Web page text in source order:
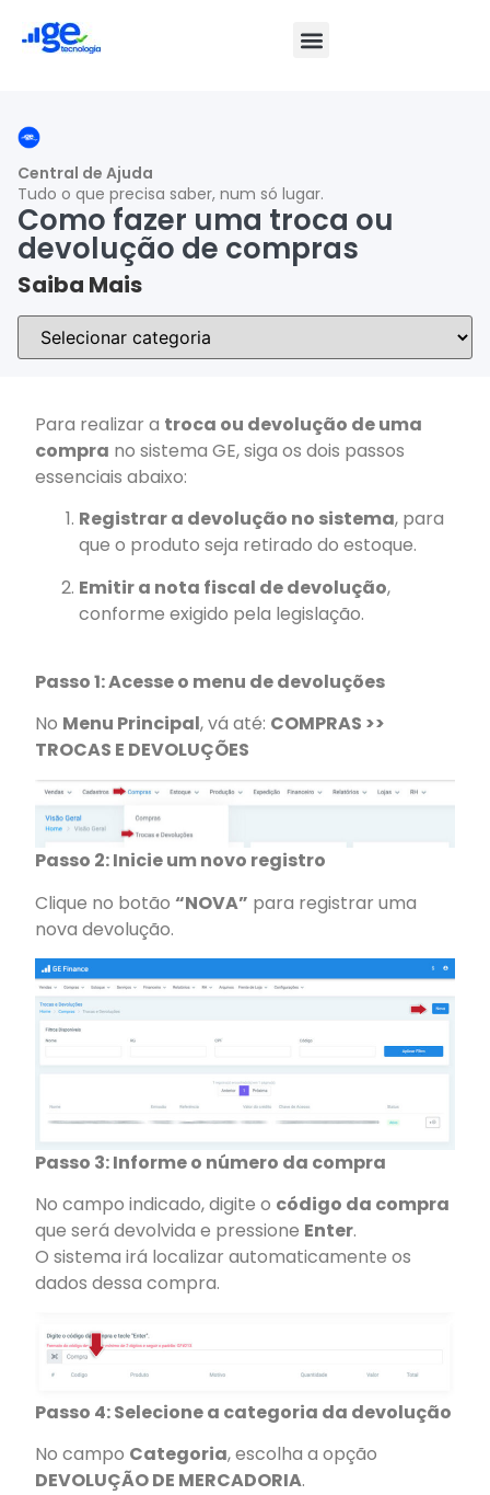
Central de Ajuda
Tudo o que precisa saber, num só lugar.
Como fazer uma troca ou
devolução de compras
Saiba Mais
Para realizar a troca ou devolução de uma
compra no sistema GE, siga os dois passos
essenciais abaixo:
Registrar a devolução no sistema, para
que o produto seja retirado do estoque.
Emitir a nota fiscal de devolução,
conforme exigido pela legislação.
Passo 1: Acesse o menu de devoluções
No Menu Principal, vá até: COMPRAS >>
TROCAS E DEVOLUÇÕES
Passo 2: Inicie um novo registro
Clique no botão “NOVA” para registrar uma
nova devolução.
Passo 3: Informe o número da compra
No campo indicado, digite o código da compra
que será devolvida e pressione Enter.
O sistema irá localizar automaticamente os
dados dessa compra.
Passo 4: Selecione a categoria da devolução
No campo Categoria, escolha a opção
DEVOLUÇÃO DE MERCADORIA.